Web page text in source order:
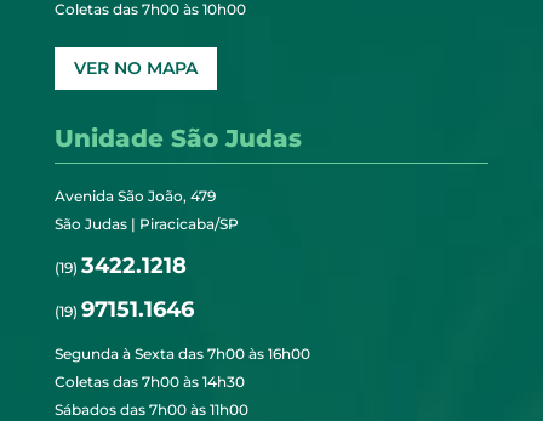
Coletas das 7h00 às 10h00
VER NO MAPA
Unidade São Judas
Avenida São João, 479
São Judas | Piracicaba/SP
(19) 3422.1218
(19) 97151.1646
Segunda à Sexta das 7h00 às 16h00
Coletas das 7h00 às 14h30
Sábados das 7h00 às 11h00